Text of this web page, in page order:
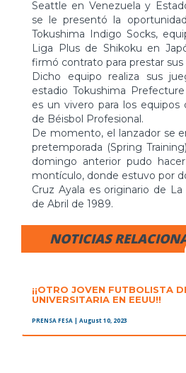
Seattle en Venezuela y
se le presentó la
Tokushima Indigo Socks,
Liga Plus de Shikoku en
firmó contrato para prestar sus
Dicho equipo realiza sus
estadio Tokushima
es un vivero para los equipos
de Béisbol Profesional.
De momento, el lanzador se
pretemporada (Spring
domingo anterior pudo
montículo, donde estuvo por
Cruz Ayala es originario de
de Abril de 1989.
NOTICIAS
¡¡OTRO JOVEN FUTBOLISTA
UNIVERSITARIA EN EEUU!!
PRENSA FESA | August 10, 2023